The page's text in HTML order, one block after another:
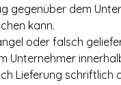
gegenüber dem
kann.
oder falsch
Unternehmer
Lieferung schriftlich